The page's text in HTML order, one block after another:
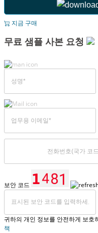
지금 구매
무료 샘플 사본 요청
보안 코드
귀하의 개인 정보를 안전하게 보호
책